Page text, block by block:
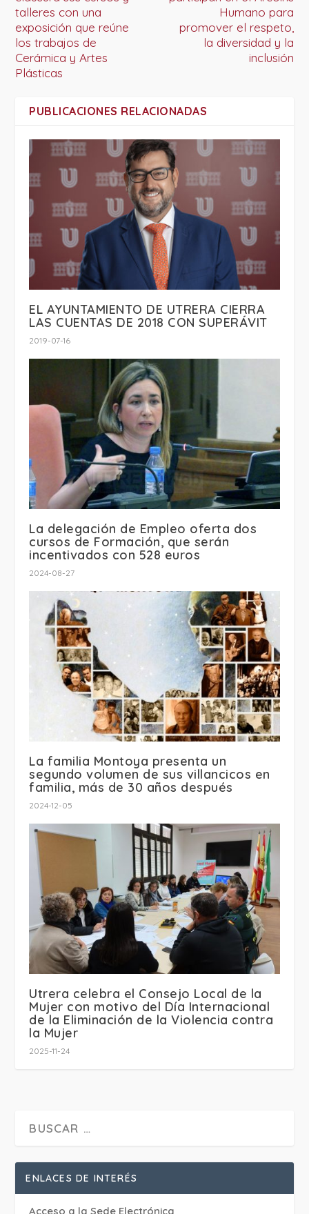
talleres con una
exposición que reúne
los trabajos de
Cerámica y Artes
Plásticas
Humano para
promover el respeto,
la diversidad y la
inclusión
PUBLICACIONES RELACIONADAS
EL AYUNTAMIENTO DE UTRERA CIERRA
LAS CUENTAS DE 2018 CON SUPERÁVIT
2019-07-16
La delegación de Empleo oferta dos
cursos de Formación, que serán
incentivados con 528 euros
2024-08-27
La familia Montoya presenta un
segundo volumen de sus villancicos en
familia, más de 30 años después
2024-12-05
Utrera celebra el Consejo Local de la
Mujer con motivo del Día Internacional
de la Eliminación de la Violencia contra
la Mujer
2025-11-24
ENLACES DE INTERÉS
Acceso a la Sede Electrónica